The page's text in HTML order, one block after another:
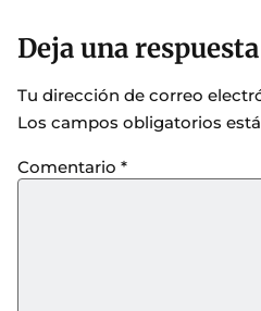
Deja una respuesta
Tu dirección de correo
Los campos obligatorios
Comentario *